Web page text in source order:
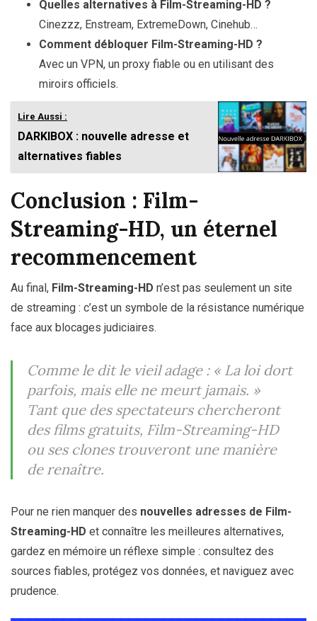
Quelles alternatives à Film-Streaming-HD ?
Cinezzz, Enstream, ExtremeDown, Cinehub…
Comment débloquer Film-Streaming-HD ?
Avec un VPN, un proxy fiable ou en utilisant des
miroirs officiels.
Lire Aussi :
DARKIBOX : nouvelle adresse et
alternatives fiables
Conclusion : Film-
Streaming-HD, un éternel
recommencement
Au final, Film-Streaming-HD n’est pas seulement un site
de streaming : c’est un symbole de la résistance numérique
face aux blocages judiciaires.
Comme le dit le vieil adage : « La loi dort
parfois, mais elle ne meurt jamais. »
Tant que des spectateurs chercheront
des films gratuits, Film-Streaming-HD
ou ses clones trouveront une manière
de renaître.
Pour ne rien manquer des nouvelles adresses de Film-
Streaming-HD et connaître les meilleures alternatives,
gardez en mémoire un réflexe simple : consultez des
sources fiables, protégez vos données, et naviguez avec
prudence.